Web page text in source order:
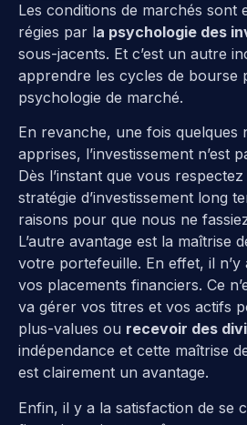
Les conditions de marchés sont
régies par la psychologie des
sous-jacents. Et c’est un autre
apprendre les cycles de bourse
psychologie de marché.
En revanche, une fois quelques
apprises, l’investissement n’est
Dès l’instant que vous
stratégie d’investissement long
raisons pour que nous ne
L’autre avantage est la maîtrise
votre portefeuille. En effet, il n’y
vos placements financiers. Ce
va gérer vos titres et vos actifs
plus-values ou recevoir des
indépendance et cette maîtrise
est clairement un avantage.
Enfin, il y a la satisfaction de se